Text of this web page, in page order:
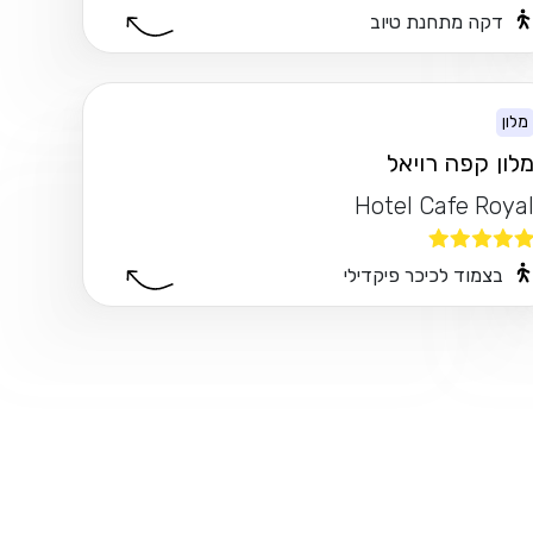
דקה מתחנת טיוב
מלון
מלון קפה רויאל
Hotel Cafe Royal
בצמוד לכיכר פיקדילי